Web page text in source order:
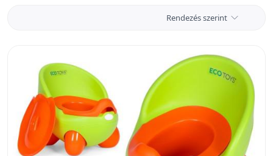
Rendezés szerint